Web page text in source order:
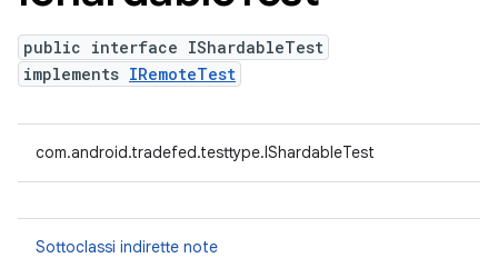
public interface IShardableTest
implements IRemoteTest
com.android.tradefed.testtype.IShardableTest
Sottoclassi indirette note